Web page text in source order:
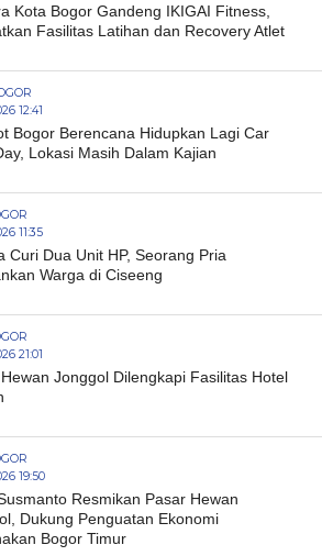
Kota Bogor Gandeng IKIGAI Fitness,
Fasilitas Latihan dan Recovery Atlet
12:41
Bogor Berencana Hidupkan Lagi Car
Lokasi Masih Dalam Kajian
11:35
Curi Dua Unit HP, Seorang Pria
Warga di Ciseeng
21:01
Jonggol Dilengkapi Fasilitas Hotel
19:50
Resmikan Pasar Hewan
Dukung Penguatan Ekonomi
Bogor Timur